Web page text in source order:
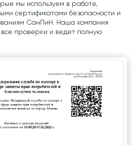
мы используем в работе,
сертификатами безопасности и
СанПиН. Наша компания
проверки и ведет полную